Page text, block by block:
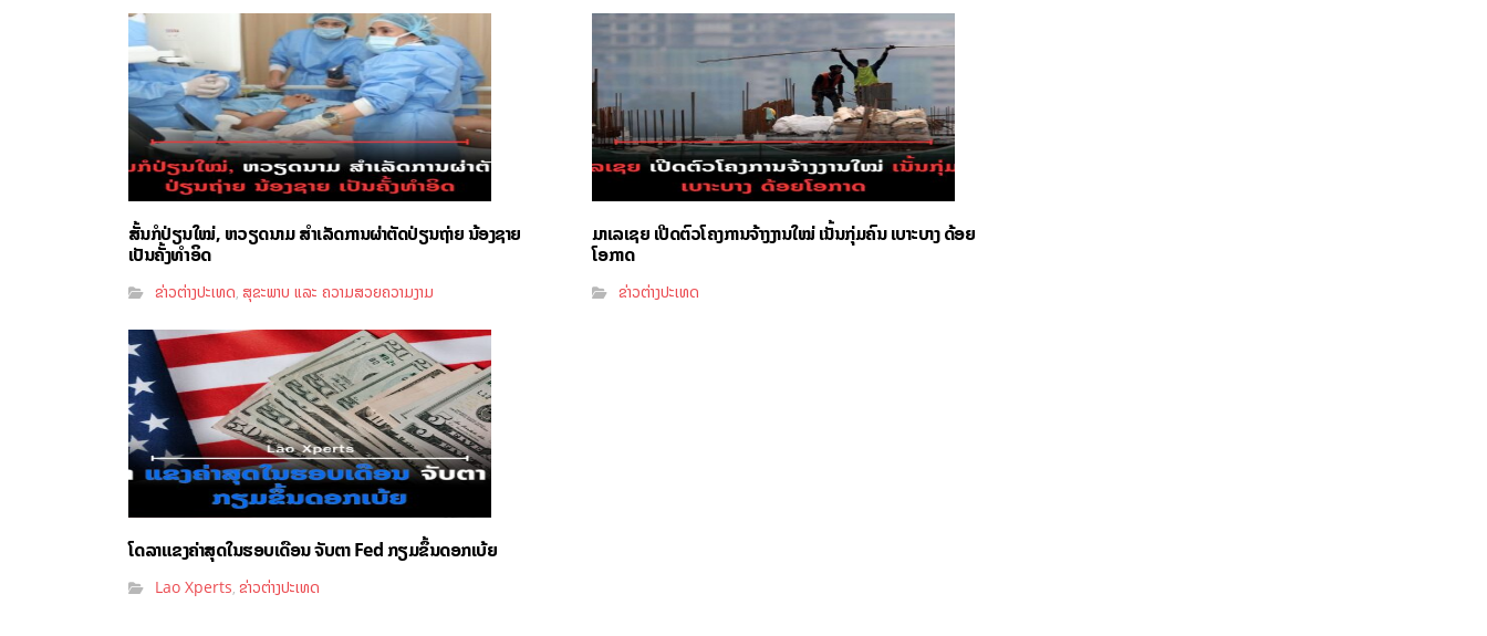
ສັ້ນກໍປ່ຽນໃໝ່, ຫວຽດນາມ ສຳເລັດການຜ່າຕັດປ່ຽນຖ່າຍ ນ້ອງຊາຍ
ເປັນຄັ້ງທຳອິດ
ຂ່າວຕ່າງປະເທດ, ສຸຂະພາບ ແລະ ຄວາມສວຍຄວາມງາມ
ມາເລເຊຍ ເປີດຕົວໂຄງການຈ້າງງານໃໝ່ ເນັ້ນກຸ່ມຄົນ ເບາະບາງ ດ້ອຍ
ໂອກາດ
ຂ່າວຕ່າງປະເທດ
ໂດລາແຂງຄ່າສຸດໃນຮອບເດືອນ ຈັບຕາ Fed ກຽມຂຶ້ນດອກເບ້ຍ
Lao Xperts, ຂ່າວຕ່າງປະເທດ